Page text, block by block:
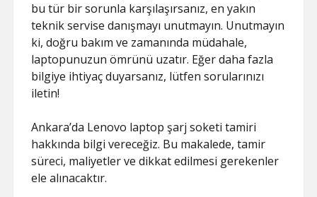
bu tür bir sorunla karşılaşırsanız, en yakın
teknik servise danışmayı unutmayın. Unutmayın
ki, doğru bakım ve zamanında müdahale,
laptopunuzun ömrünü uzatır. Eğer daha fazla
bilgiye ihtiyaç duyarsanız, lütfen sorularınızı
iletin!
Ankara’da Lenovo laptop şarj soketi tamiri
hakkında bilgi vereceğiz. Bu makalede, tamir
süreci, maliyetler ve dikkat edilmesi gerekenler
ele alınacaktır.